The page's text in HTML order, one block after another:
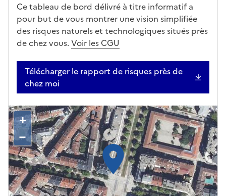
Ce tableau de bord délivré à titre informatif a
pour but de vous montrer une vision simplifiée
des risques naturels et technologiques situés près
de chez vous. Voir les CGU
Télécharger le rapport de risques près de
chez moi
+
–